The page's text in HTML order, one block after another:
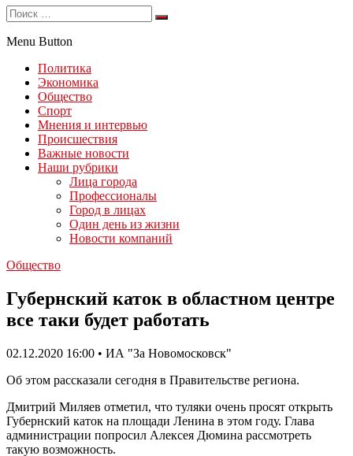
Menu Button
Политика
Экономика
Общество
Спорт
Мнения и интервью
Происшествия
Важные новости
Наши рубрики
Лица города
Профессионалы
Город в лицах
Один день из жизни
Новости компаний
Общество
Губернский каток в областном центре
все таки будет работать
02.12.2020 16:00 • ИА "За Новомосковск"
Об этом рассказали сегодня в Правительстве региона.
Дмитрий Миляев отметил, что туляки очень просят открыть
Губернский каток на площади Ленина в этом году. Глава
администрации попросил Алексея Дюмина рассмотреть
такую возможность.